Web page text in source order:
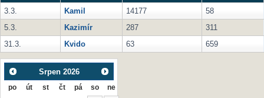
3.3.
Kamil 14177
58
5.3.
Kazimír 287
311
31.3.
Kvido 63 659
Srpen 2026
po út st čt pá so ne